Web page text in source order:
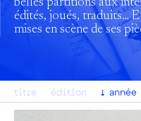
belles partitions aux
édités, joués, traduits…
mises en scène de ses
titre édition année